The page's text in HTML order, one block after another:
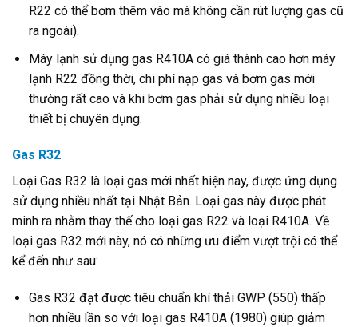
R22 có thể bơm thêm vào mà không cần rút lượng gas cũ
ra ngoài).
Máy lạnh sử dụng gas R410A có giá thành cao hơn máy
lạnh R22 đồng thời, chi phí nạp gas và bơm gas mới
thường rất cao và khi bơm gas phải sử dụng nhiều loại
thiết bị chuyên dụng.
Gas R32
Loại Gas R32 là loại gas mới nhất hiện nay, được ứng dụng
sử dụng nhiều nhất tại Nhật Bản. Loại gas này được phát
minh ra nhằm thay thế cho loại gas R22 và loại R410A. Về
loại gas R32 mới này, nó có những ưu điểm vượt trội có thể
kể đến như sau:
Gas R32 đạt được tiêu chuẩn khí thải GWP (550) thấp
hơn nhiều lần so với loại gas R410A (1980) giúp giảm